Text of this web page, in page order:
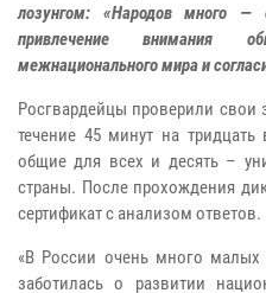
лозунгом: «Народов много —
привлечение внимания
межнационального мира и
Росгвардейцы проверили свои
течение 45 минут на
общие для всех и десять –
страны. После прохождения
сертификат с анализом ответов.
«В России очень много
заботилась о развитии